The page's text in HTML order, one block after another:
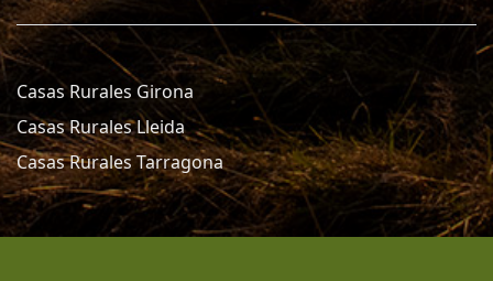
Casas Rurales Girona
Casas Rurales Lleida
Casas Rurales Tarragona